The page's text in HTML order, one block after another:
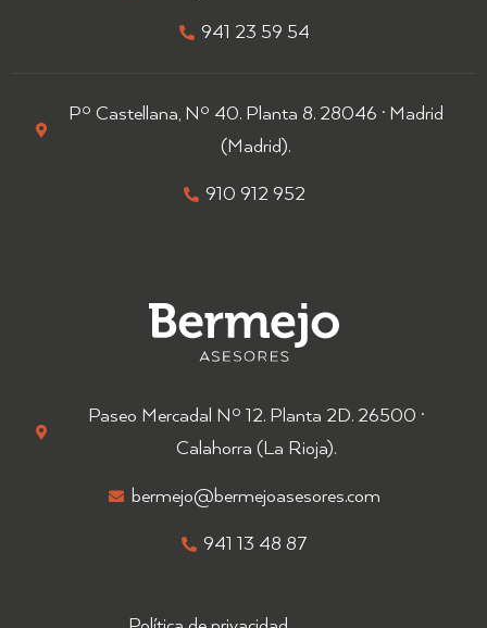
941 23 59 54
Pº Castellana, Nº 40. Planta 8. 28046 · Madrid
(Madrid).
910 912 952
Paseo Mercadal Nº 12. Planta 2D. 26500 ·
Calahorra (La Rioja).
bermejo@bermejoasesores.com
941 13 48 87